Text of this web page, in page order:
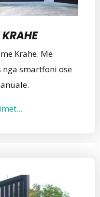
Krahe. Me
nga smartfoni ose